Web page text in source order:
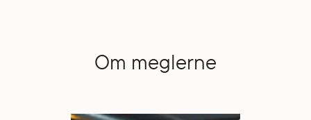
Om meglerne